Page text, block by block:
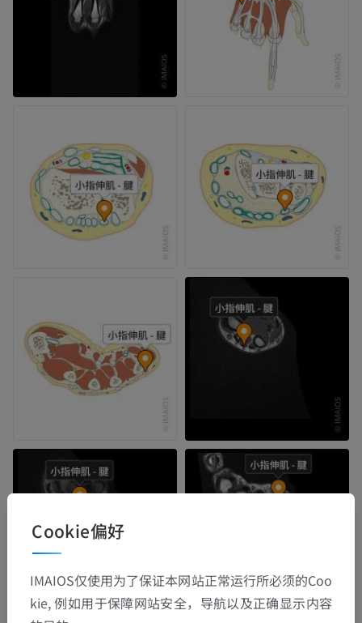
Cookie偏好
IMAIOS仅使用为了保证本网站正常运行所必须的Coo
kie, 例如用于保障网站安全，导航以及正确显示内容